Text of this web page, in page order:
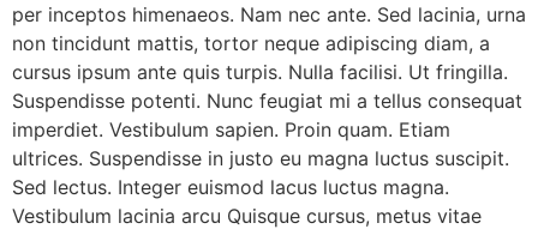
per inceptos himenaeos. Nam nec ante. Sed lacinia, urna
non tincidunt mattis, tortor neque adipiscing diam, a
cursus ipsum ante quis turpis. Nulla facilisi. Ut fringilla.
Suspendisse potenti. Nunc feugiat mi a tellus consequat
imperdiet. Vestibulum sapien. Proin quam. Etiam
ultrices. Suspendisse in justo eu magna luctus suscipit.
Sed lectus. Integer euismod lacus luctus magna.
Vestibulum lacinia arcu Quisque cursus, metus vitae